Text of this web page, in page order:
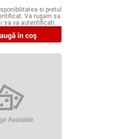
si pretul
Va rugam sa
sa va autentificati.